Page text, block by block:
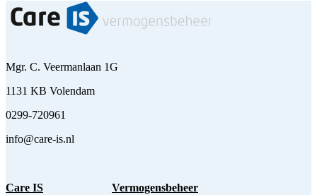
Mgr. C. Veermanlaan 1G
1131 KB Volendam
0299-720961
info@care-is.nl
Care IS Vermogensbeheer